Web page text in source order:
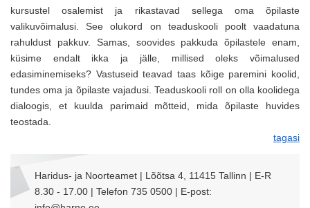
kursustel osalemist ja rikastavad sellega oma õpilaste
valikuvõimalusi. See olukord on teaduskooli poolt vaadatuna
rahuldust pakkuv. Samas, soovides pakkuda õpilastele enam,
küsime endalt ikka ja jälle, millised oleks võimalused
edasiminemiseks? Vastuseid teavad taas kõige paremini koolid,
tundes oma ja õpilaste vajadusi. Teaduskooli roll on olla koolidega
dialoogis, et kuulda parimaid mõtteid, mida õpilaste huvides
teostada.
tagasi
Haridus- ja Noorteamet | Lõõtsa 4, 11415 Tallinn | E-R
8.30 - 17.00 | Telefon 735 0500 | E-post: